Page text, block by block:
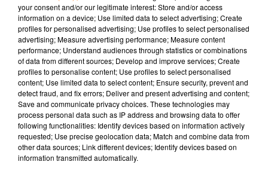
Publié : 24 janvier 2025 à 17h04 par Océane
À LA UNE
3 août 2026
Gagnez vos pass de 2h à Calicéo !
your consent and/or our legitimate interest: Store and/or access
information on a device; Use limited data to select advertising; Create
profiles for personalised advertising; Use profiles to select personalised
advertising; Measure advertising performance; Measure content
performance; Understand audiences through statistics or combinations
of data from different sources; Develop and improve services; Create
profiles to personalise content; Use profiles to select personalised
content; Use limited data to select content; Ensure security, prevent and
detect fraud, and fix errors; Deliver and present advertising and content;
Save and communicate privacy choices. These technologies may
process personal data such as IP address and browsing data to offer
following functionalities: Identify devices based on information actively
requested; Use precise geolocation data; Match and combine data from
other data sources; Link different devices; Identify devices based on
information transmitted automatically.